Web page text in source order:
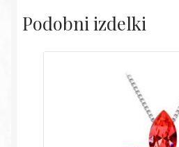
Podobni izdelki